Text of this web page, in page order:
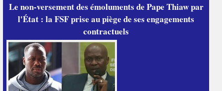
Le non-versement des émoluments de Pape Thiaw par
l'État : la FSF prise au piège de ses engagements
contractuels